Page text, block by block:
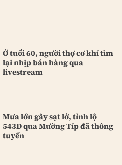
Ở tuổi 60, người thợ cơ khí tìm
lại nhịp bán hàng qua
livestream
Mưa lớn gây sạt lở, tỉnh lộ
543D qua Mường Típ đã thông
tuyến